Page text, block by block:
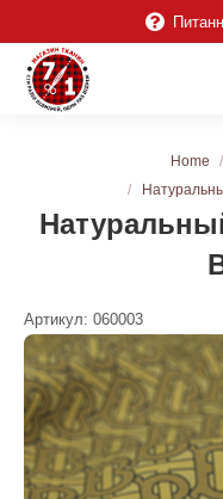
Home
Артикул: 060003